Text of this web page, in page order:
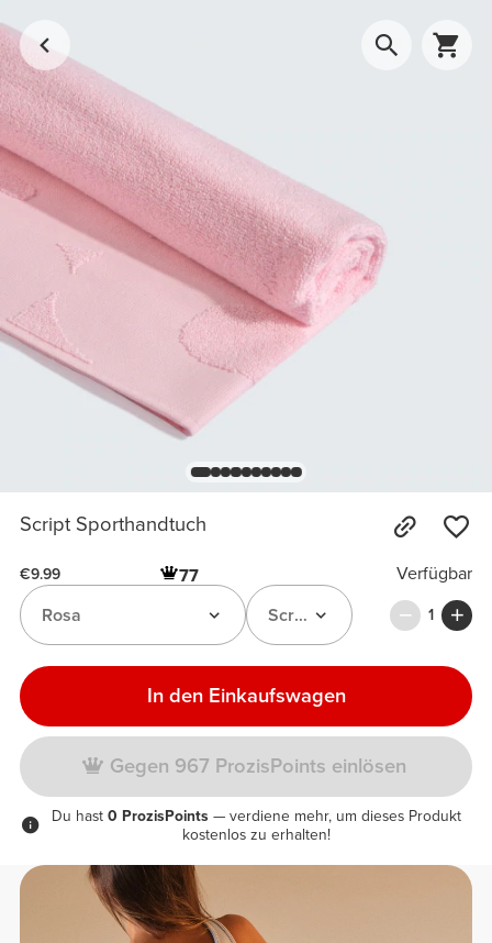
Script Sporthandtuch
€9.99 77
Verfügbar
Script Sporthandtuch
Rosa 1
In den Einkaufswagen
Gegen 967 ProzisPoints einlösen
Du hast 0 ProzisPoints — verdiene mehr, um dieses Produkt
kostenlos zu erhalten!